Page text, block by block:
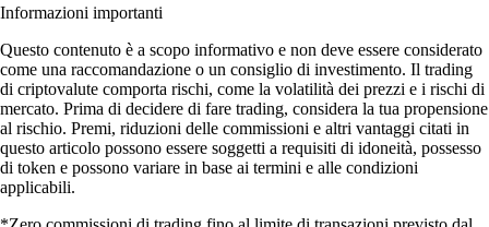
Informazioni importanti
Questo contenuto è a scopo informativo e non deve essere considerato
come una raccomandazione o un consiglio di investimento. Il trading
di criptovalute comporta rischi, come la volatilità dei prezzi e i rischi di
mercato. Prima di decidere di fare trading, considera la tua propensione
al rischio. Premi, riduzioni delle commissioni e altri vantaggi citati in
questo articolo possono essere soggetti a requisiti di idoneità, possesso
di token e possono variare in base ai termini e alle condizioni
applicabili.